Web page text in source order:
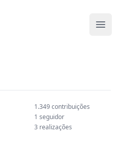
1.349 contribuições
1 seguidor
3 realizações